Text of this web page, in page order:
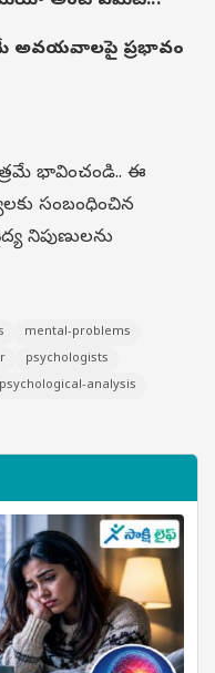
అవయవాలపై ప్రభావం
భావించండి.. ఈ
సంబంధించిన
నిపుణులను
mental-problems
psychologists
psychological-analysis